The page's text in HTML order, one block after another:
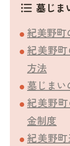
format_list_bulleted 墓じま
紀美野町
紀美野
方法
墓じま
紀美野
金制度
紀美野